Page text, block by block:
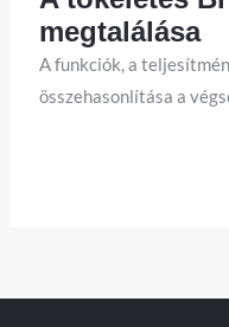
megtalálása
A funkciók, a
összehasonlítása a